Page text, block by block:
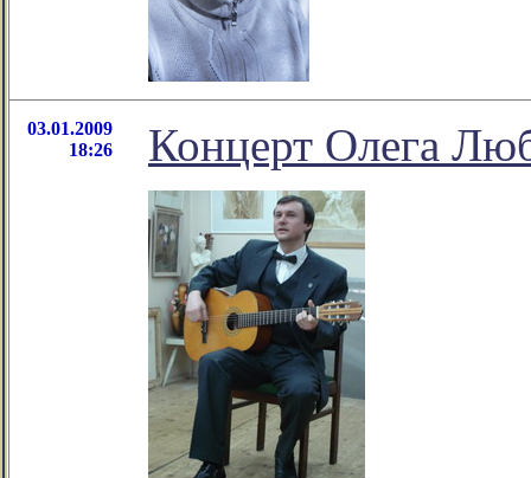
03.01.2009
18:26
Концерт Олега